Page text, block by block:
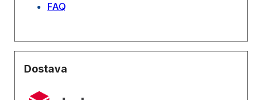
FAQ
Dostava